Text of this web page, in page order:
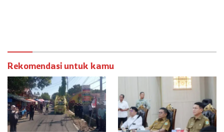
Rekomendasi untuk kamu